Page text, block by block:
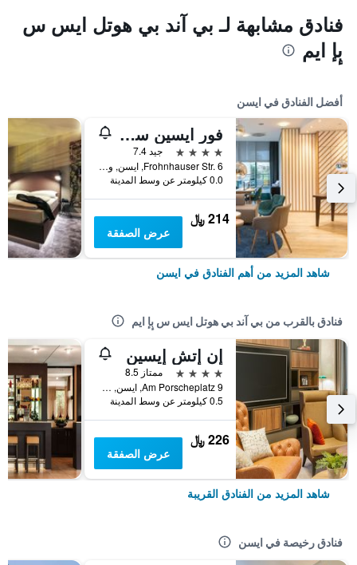
فنادق مشابهة لـ بي آند بي هوتل ايس س
بٕإ ايم
أفضل الفنادق في ايسن
فور ايسين سيتي سنتر
4 نجوم
جيد 7.4
Frohnhauser Str. 6, ايسن, ولاية شمال الراين وستفاليا, ألمانيا
0.0 كيلومتر عن وسط المدينة
214 ﷼
عرض الصفقة
شاهد المزيد من أهم الفنادق في ايسن
فنادق بالقرب من بي آند بي هوتل ايس س بٕإ ايم
إن إتش إيسين
4 نجوم
ممتاز 8.5
Am Porscheplatz 9, ايسن, ولاية شمال الراين وستفاليا, ألمانيا
0.5 كيلومتر عن وسط المدينة
226 ﷼
عرض الصفقة
شاهد المزيد من الفنادق القريبة
فنادق رخيصة في ايسن